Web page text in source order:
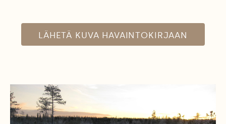
LÄHETÄ KUVA HAVAINTOKIRJAAN